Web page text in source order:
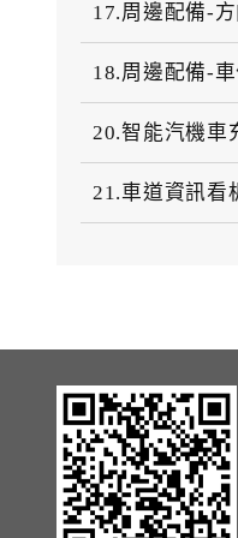
17.周邊配備-
18.周邊配備-
20.智能汽機車
21.車道資訊看